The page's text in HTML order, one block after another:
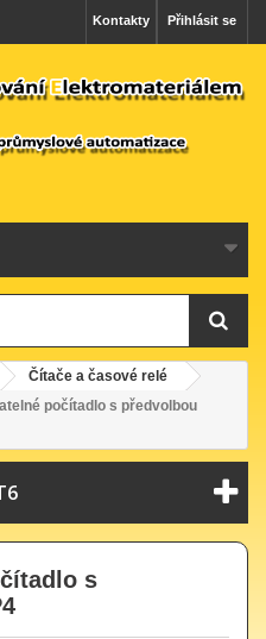
Přihlásit se
Kontakty
Čítače a časové relé
počítadlo s předvolbou
s